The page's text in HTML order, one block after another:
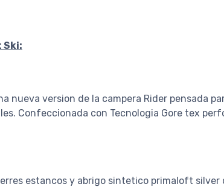
Ski:
nueva version de la campera Rider pensada
Confeccionada con Tecnologia Gore tex
estancos y abrigo sintetico primaloft